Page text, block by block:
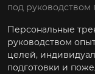
под руководством
Персональные
руководством
целей,
подготовки и